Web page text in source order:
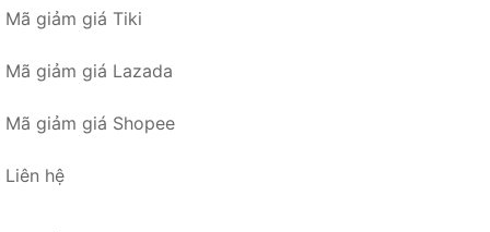
Mã giảm giá Tiki
Mã giảm giá Lazada
Mã giảm giá Shopee
Liên hệ